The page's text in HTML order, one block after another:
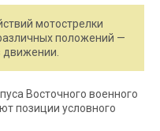
мотострелки
положений —
движении.
Восточного военного
позиции условного